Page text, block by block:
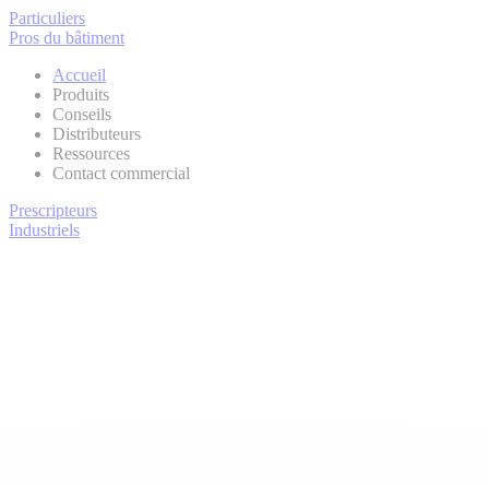
Particuliers
Pros du bâtiment
Accueil
Produits
Conseils
Distributeurs
Ressources
Contact commercial
Prescripteurs
Industriels